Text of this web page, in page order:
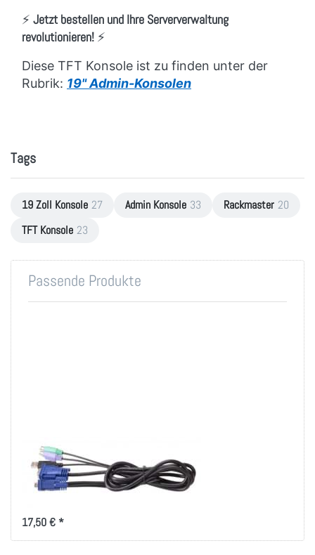
⚡ Jetzt bestellen und Ihre Serververwaltung
revolutionieren! ⚡
Diese TFT Konsole ist zu finden unter der
Rubrik: 19" Admin-Konsolen
Tags
19 Zoll Konsole 27 Admin Konsole 33 Rackmaster 20
TFT Konsole 23
Passende Produkte
Combo Kabelsatz für
KVM - Umschalter
Anschlusskabel für KVM mit USB
17,50 € *